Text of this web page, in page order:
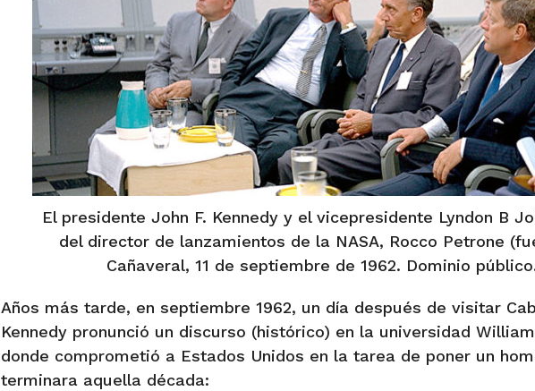
El presidente John F. Kennedy y el vicepresidente Lyndon B
del director de lanzamientos de la NASA, Rocco Petrone
Cañaveral, 11 de septiembre de 1962. Dominio
Años más tarde, en septiembre 1962, un día después de visitar
Kennedy pronunció un discurso (histórico) en la universidad
donde comprometió a Estados Unidos en la tarea de poner un
terminara aquella década: